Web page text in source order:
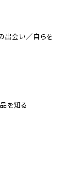
出会い／自らを
を知る